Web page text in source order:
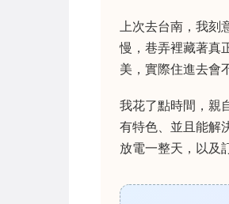
上次去台南，我
慢，巷弄裡藏著真
美，實際住進去會
我花了點時間，親
有特色、並且能解
放電一整天，以及